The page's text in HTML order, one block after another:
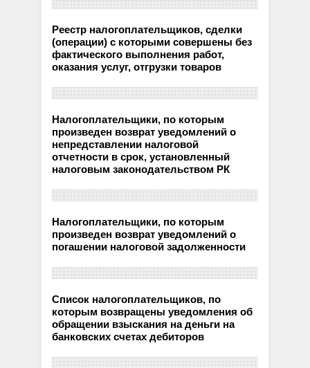
Реестр налогоплательщиков, сделки
(операции) с которыми совершены без
фактического выполнения работ,
оказания услуг, отгрузки товаров
Налогоплательщики, по которым
произведен возврат уведомлений о
непредставлении налоговой
отчетности в срок, установленный
налоговым законодательством РК
Налогоплательщики, по которым
произведен возврат уведомлений о
погашении налоговой задолженности
Список налогоплательщиков, по
которым возвращены уведомления об
обращении взыскания на деньги на
банковских счетах дебиторов